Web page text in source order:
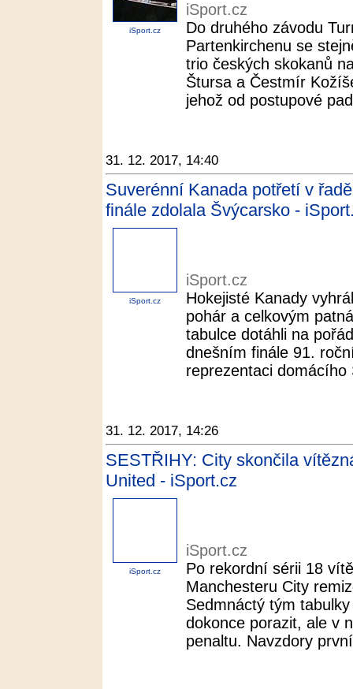
iSport.cz
iSport.cz
Do druhého závodu
Partenkirchenu se
trio českých skokanů
Štursa a Čestmír
jehož od postupové
31. 12. 2017, 14:40
Suverénní Kanada potřetí v
finále zdolala Švýcarsko -
iSport.cz
iSport.cz
Hokejisté Kanady
pohár a celkovým
tabulce dotáhli na
dnešním finále 91.
reprezentaci
31. 12. 2017, 14:26
SESTŘIHY: City skončila
United - iSport.cz
iSport.cz
iSport.cz
Po rekordní sérii 18
Manchesteru City
Sedmnáctý tým
dokonce porazit, ale v
penaltu. Navzdory